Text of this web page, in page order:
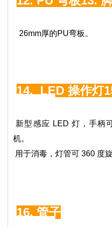
26mm厚的PU弯板。
14.LED 操作灯
新型感应 LED 灯，手柄
机。
用于消毒，灯管可 360 度旋
16. 管子